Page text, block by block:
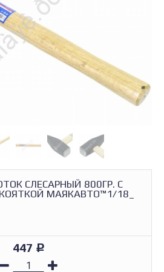
СЛЕСАРНЫЙ 800ГР. С
МАЯКАВТО™1/18_
447 Р